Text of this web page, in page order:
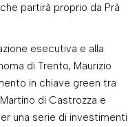
partirà proprio da Prà
esecutiva e alla
di Trento, Maurizio
in chiave green tra
di Castrozza e
una serie di investimenti